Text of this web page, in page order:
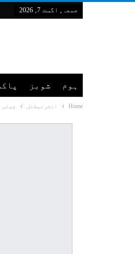
جمعہ, اگست 7, 2026
ہوم شوبز
Home انٹرنیشنل چینی